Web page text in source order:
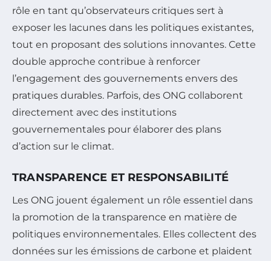
rôle en tant qu’observateurs critiques sert à
exposer les lacunes dans les politiques existantes,
tout en proposant des solutions innovantes. Cette
double approche contribue à renforcer
l’engagement des gouvernements envers des
pratiques durables. Parfois, des ONG collaborent
directement avec des institutions
gouvernementales pour élaborer des plans
d’action sur le climat.
TRANSPARENCE ET RESPONSABILITÉ
Les ONG jouent également un rôle essentiel dans
la promotion de la transparence en matière de
politiques environnementales. Elles collectent des
données sur les émissions de carbone et plaident